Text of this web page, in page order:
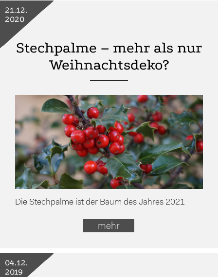
Stechpalme – mehr als nur
Weihnachtsdeko?
21.12.
2020
Die Stechpalme ist der Baum des Jahres 2021
mehr
04.12.
2019